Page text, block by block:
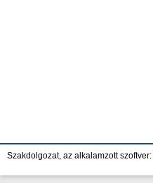
Szakdolgozat, az alkalamzott szoftver: